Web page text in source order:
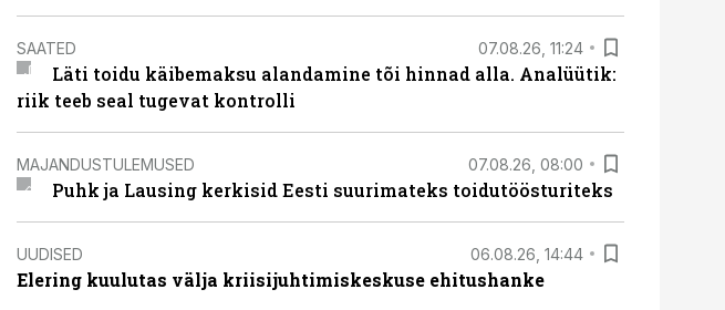
SAATED 07.08.26, 11:24
Läti toidu käibemaksu alandamine tõi hinnad alla. Analüütik:
riik teeb seal tugevat kontrolli
MAJANDUSTULEMUSED 07.08.26, 08:00
Puhk ja Lausing kerkisid Eesti suurimateks toidutöösturiteks
UUDISED 06.08.26, 14:44
Elering kuulutas välja kriisijuhtimiskeskuse ehitushanke